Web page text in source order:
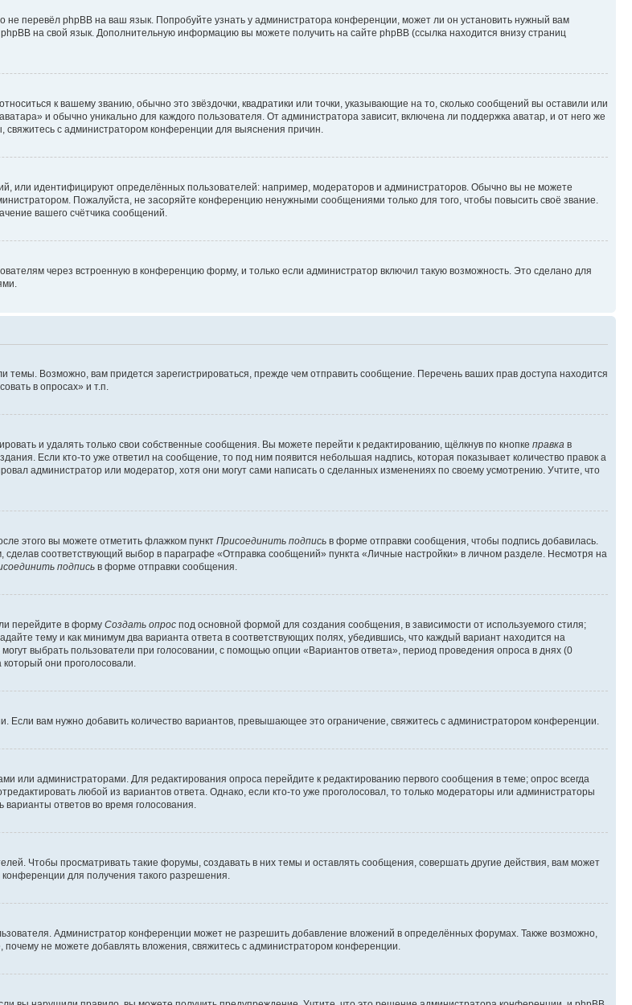
перевёл phpBB на ваш язык. Попробуйте узнать у администратора конференции, может ли он установить нужный вам
на свой язык. Дополнительную информацию вы можете получить на сайте phpBB (ссылка находится внизу страниц
к вашему званию, обычно это звёздочки, квадратики или точки, указывающие на то, сколько сообщений вы оставили или
и обычно уникально для каждого пользователя. От администратора зависит, включена ли поддержка аватар, и от него же
свяжитесь с администратором конференции для выяснения причин.
или идентифицируют определённых пользователей: например, модераторов и администраторов. Обычно вы не можете
Пожалуйста, не засоряйте конференцию ненужными сообщениями только для того, чтобы повысить своё звание.
вашего счётчика сообщений.
через встроенную в конференцию форму, и только если администратор включил такую возможность. Это сделано для
Возможно, вам придется зарегистрироваться, прежде чем отправить сообщение. Перечень ваших прав доступа находится
в опросах» и т.п.
и удалять только свои собственные сообщения. Вы можете перейти к редактированию, щёлкнув по кнопке правка в
Если кто-то уже ответил на сообщение, то под ним появится небольшая надпись, которая показывает количество правок а
администратор или модератор, хотя они могут сами написать о сделанных изменениях по своему усмотрению. Учтите, что
этого вы можете отметить флажком пункт Присоединить подпись в форме отправки сообщения, чтобы подпись добавилась.
соответствующий выбор в параграфе «Отправка сообщений» пункта «Личные настройки» в личном разделе. Несмотря на
подпись в форме отправки сообщения.
перейдите в форму Создать опрос под основной формой для создания сообщения, в зависимости от используемого стиля;
тему и как минимум два варианта ответа в соответствующих полях, убедившись, что каждый вариант находится на
выбрать пользователи при голосовании, с помощью опции «Вариантов ответа», период проведения опроса в днях (0
они проголосовали.
Если вам нужно добавить количество вариантов, превышающее это ограничение, свяжитесь с администратором конференции.
или администраторами. Для редактирования опроса перейдите к редактированию первого сообщения в теме; опрос всегда
любой из вариантов ответа. Однако, если кто-то уже проголосовал, то только модераторы или администраторы
ответов во время голосования.
Чтобы просматривать такие форумы, создавать в них темы и оставлять сообщения, совершать другие действия, вам может
для получения такого разрешения.
Администратор конференции может не разрешить добавление вложений в определённых форумах. Также возможно,
не можете добавлять вложения, свяжитесь с администратором конференции.